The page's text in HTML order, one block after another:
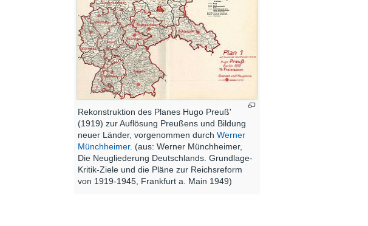
Rekonstruktion des Planes Hugo Preuß'
(1919) zur Auflösung Preußens und Bildung
neuer Länder, vorgenommen durchWerner
Münchheimer. (aus: Werner Münchheimer,
Die Neugliederung Deutschlands. Grundlage-
Kritik-Ziele und die Pläne zur Reichsreform
von 1919-1945, Frankfurt a. Main 1949)